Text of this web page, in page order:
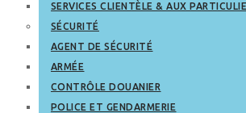
SERVICES CLIENTÈLE & AUX
SÉCURITÉ
AGENT DE SÉCURITÉ
ARMÉE
CONTRÔLE DOUANIER
POLICE ET GENDARMERIE